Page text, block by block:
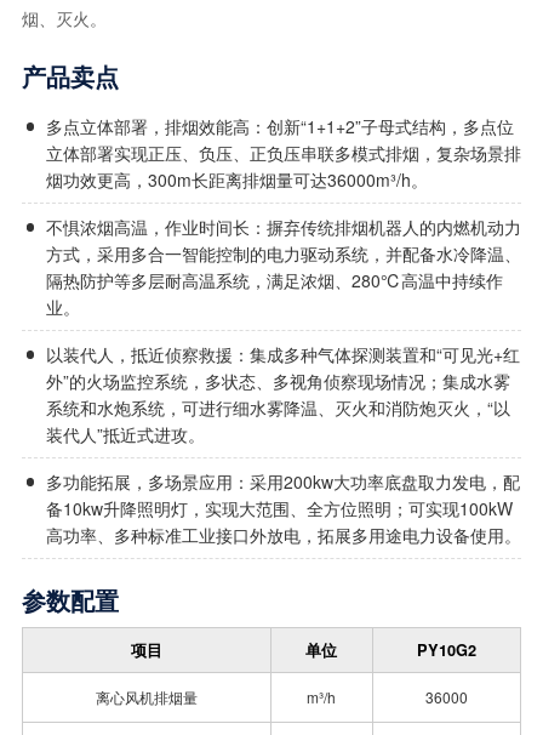
烟、灭火。
产品卖点
多点立体部署，排烟效能高：创新“1+1+2”子母式结构，多点位
立体部署实现正压、负压、正负压串联多模式排烟，复杂场景排
烟功效更高，300m长距离排烟量可达36000m³/h。
不惧浓烟高温，作业时间长：摒弃传统排烟机器人的内燃机动力
方式，采用多合一智能控制的电力驱动系统，并配备水冷降温、
隔热防护等多层耐高温系统，满足浓烟、280℃高温中持续作
业。
以装代人，抵近侦察救援：集成多种气体探测装置和“可见光+红
外”的火场监控系统，多状态、多视角侦察现场情况；集成水雾
系统和水炮系统，可进行细水雾降温、灭火和消防炮灭火，“以
装代人”抵近式进攻。
多功能拓展，多场景应用：采用200kw大功率底盘取力发电，配
备10kw升降照明灯，实现大范围、全方位照明；可实现100kW
高功率、多种标准工业接口外放电，拓展多用途电力设备使用。
参数配置
项目 单位 PY10G2
离心风机排烟量 m³/h 36000